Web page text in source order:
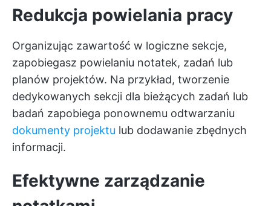
Redukcja powielania pracy
Organizując zawartość w logiczne sekcje,
zapobiegasz powielaniu notatek, zadań lub
planów projektów. Na przykład, tworzenie
dedykowanych sekcji dla bieżących zadań lub
badań zapobiega ponownemu odtwarzaniu
dokumenty projektu lub dodawanie zbędnych
informacji.
Efektywne zarządzanie